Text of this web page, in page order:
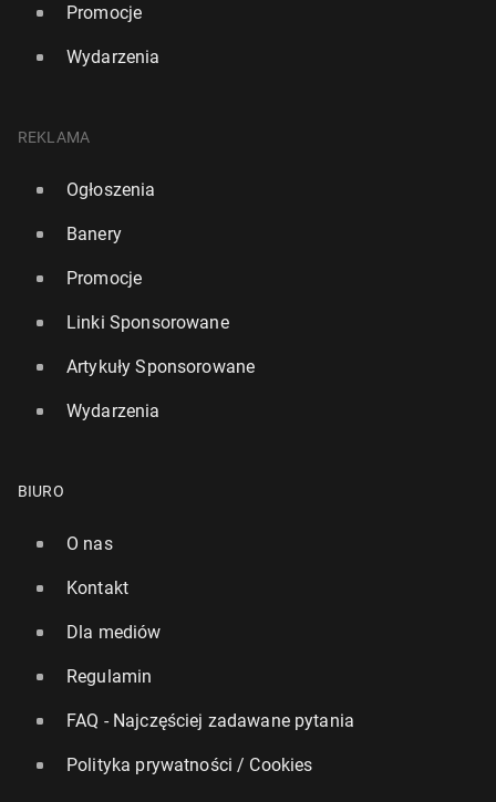
Promocje
Wydarzenia
REKLAMA
Ogłoszenia
Banery
Promocje
Linki Sponsorowane
Artykuły Sponsorowane
Wydarzenia
BIURO
O nas
Kontakt
Dla mediów
Regulamin
FAQ - Najczęściej zadawane pytania
Polityka prywatności / Cookies